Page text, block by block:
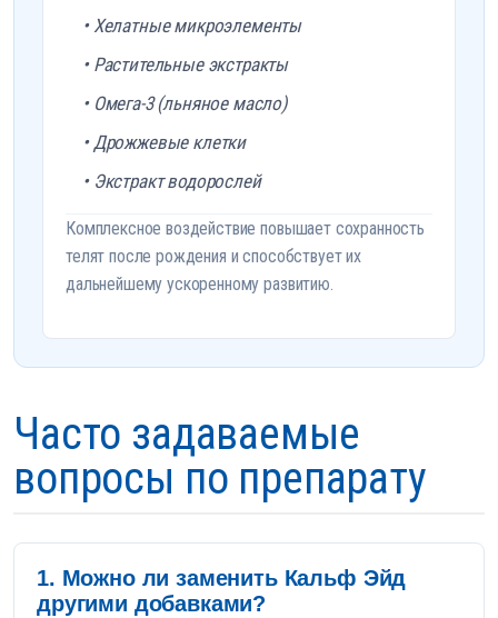
• Хелатные микроэлементы
• Растительные экстракты
• Омега-3 (льняное масло)
• Дрожжевые клетки
• Экстракт водорослей
Комплексное воздействие повышает сохранность
телят после рождения и способствует их
дальнейшему ускоренному развитию.
Часто задаваемые
вопросы по препарату
1. Можно ли заменить Кальф Эйд
другими добавками?